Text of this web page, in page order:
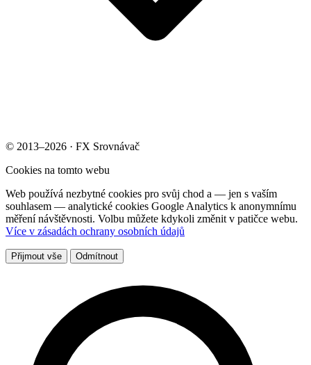
© 2013–2026 · FX Srovnávač
Cookies na tomto webu
Web používá nezbytné cookies pro svůj chod a — jen s vaším
souhlasem — analytické cookies Google Analytics k anonymnímu
měření návštěvnosti. Volbu můžete kdykoli změnit v patičce webu.
Více v zásadách ochrany osobních údajů
Přijmout vše Odmítnout